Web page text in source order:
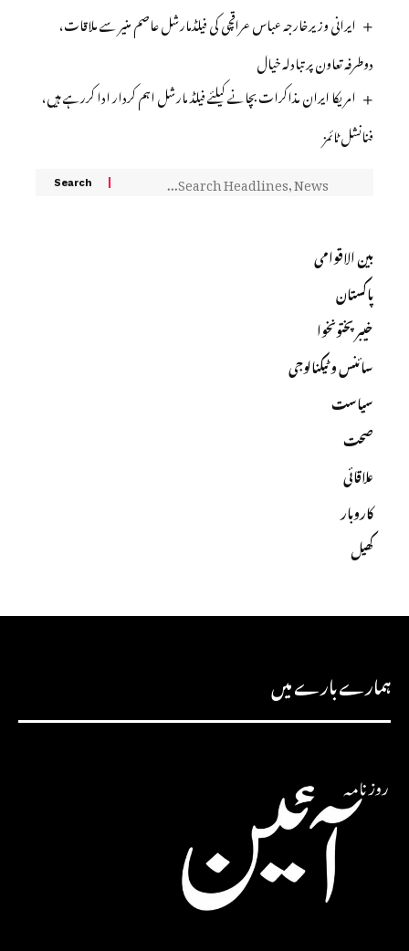
ایرانی وزیرخارجہ عباس عراقچی کی فیلڈمارشل عاصم منیر سے ملاقات،
دوطرفہ تعاون پر تبادلہ خیال
امریکا ایران مذاکرات بچانے کیلئے فیلڈ مارشل اہم کردار ادا کررہے ہیں،
فنانشل ٹائمز
بین الاقوامی
پاکستان
خیبرپختونخوا
سائنس و ٹیکنالوجی
سیاست
صحت
علاقائی
کاروبار
کھیل
ہمارے بارے میں